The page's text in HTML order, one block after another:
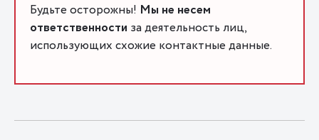
Будьте осторожны! Мы не несем
ответственности за деятельность лиц,
использующих схожие контактные данные.